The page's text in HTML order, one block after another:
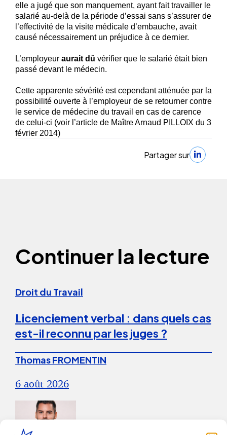
elle a jugé que son manquement, ayant fait travailler le
salarié au-delà de la période d’essai sans s’assurer de
l’effectivité de la visite médicale d’embauche, avait
causé nécessairement un préjudice à ce dernier.
L’employeur aurait dû vérifier que le salarié était bien
passé devant le médecin.
Cette apparente sévérité est cependant atténuée par la
possibilité ouverte à l’employeur de se retourner contre
le service de médecine du travail en cas de carence
de celui-ci (voir l’article de Maître Arnaud PILLOIX du 3
février 2014)
Partager sur
Continuer la lecture
Droit du Travail
Licenciement verbal : dans quels cas
est-il reconnu par les juges ?
Thomas FROMENTIN
6 août 2026